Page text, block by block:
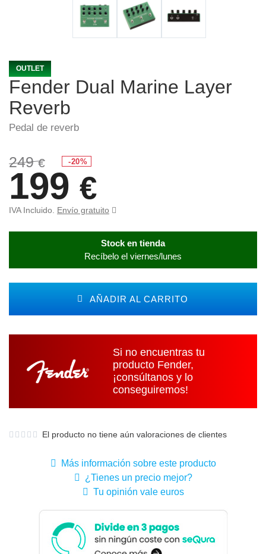
OUTLET
Fender Dual Marine Layer
Reverb
Pedal de reverb
249€ -20%
199 €
IVA Incluido. Envío gratuito
Stock en tienda
Recíbelo el viernes/lunes
AÑADIR AL CARRITO
Si no encuentras tu
producto Fender,
¡consúltanos y lo
conseguiremos!
El producto no tiene aún valoraciones de clientes
Más información sobre este producto
¿Tienes un precio mejor?
Tu opinión vale euros